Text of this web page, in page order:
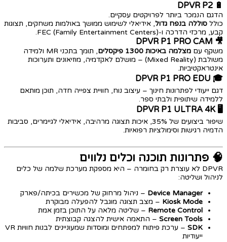
🔋
DPVR P2
הדגם הנמכר ביותר לפרויקטים עסקיים.
כולל סוללה בנפח גדול, אידיאלי לשימוש ממושך באולמות משחקים, תצוגות
קבע, מרכזי הדרכה ו-FEC (Family Entertainment Centers).
🎥
DPVR P1 PRO CAM
משקף עם מצלמה באיכות 1300 פיקסלים
, תומך בתכני MR ולמידה
משולבת (Mixed Reality) – מושלם לאקדמיה, מוזיאונים ותערוכות
אינטראקטיביות.
🎓
DPVR P1 PRO EDU
דגם ייעודי לפתרונות חינוך – עיצוב נוח, חוויית צפייה חדה, תוכן מותאם
ללמידה שיתופית ולבתי ספר.
🖥️
DPVR P1 ULTRA 4K
שיפור ביצועים של 35%, איכות תצוגה מרהיבה, אידיאלי לגיימרים, סביבות
הדמיה רגישות וסימולציות רפואיות.
🧠 פתרונות תוכנה וכלים נלווים
DPVR לא עוצרת רק בחומרה – היא מספקת מערכת שלמה של כלים
לניהול ושליטה:
Device Manager – ניהול מרחוק של מכשירים בכיתה/פארק
Kiosk Mode – מצב תצוגה מוגבל להפעלה מבוקרת
Remote Control – שליטה מלאה על התוכן בזמן אמת
Screen Tools – התאמה אישית להצגה קבוצתית
SDK
– ערכת פיתוח למפתחים ומוסדות שמעוניינים לבנות חוויות VR
ייעודיות